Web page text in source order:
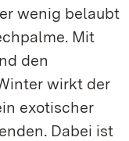
wenig belaubt
Mit
den
wirkt der
exotischer
Dabei ist